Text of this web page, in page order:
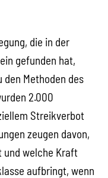
die in der
gefunden hat,
Methoden des
2.000
Streikverbot
zeugen davon,
und welche Kraft
aufbringt, wenn